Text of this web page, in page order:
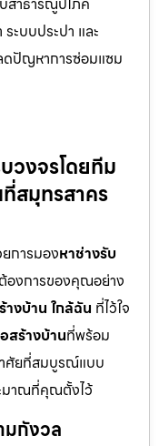
ะบบประปา และ
ดปัญหาการซ่อมแซม
วงจรโดยทีม
สมุทรสาคร
การมองหาช่างรับ
องการของคุณอย่าง
างบ้าน ใกล้ฉัน ที่ไว้ใจ
สร้างบ้านที่พร้อม
าศัยที่สมบูรณ์แบบ
มาณที่คุณตั้งไว้
มกังวล